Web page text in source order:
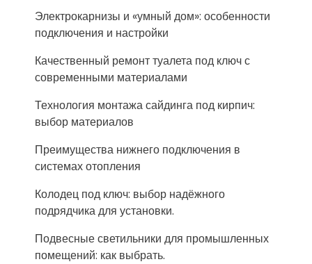
Электрокарнизы и «умный дом»: особенности
подключения и настройки
Качественный ремонт туалета под ключ с
современными материалами
Технология монтажа сайдинга под кирпич:
выбор материалов
Преимущества нижнего подключения в
системах отопления
Колодец под ключ: выбор надёжного
подрядчика для установки.
Подвесные светильники для промышленных
помещений: как выбрать.